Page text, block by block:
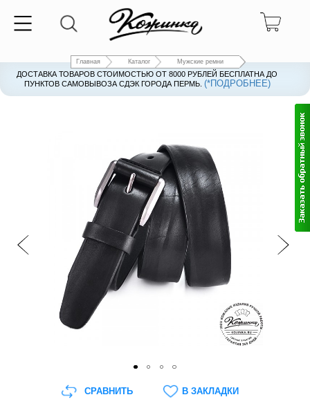
Главная Каталог Мужские ремни
ДОСТАВКА ТОВАРОВ СТОИМОСТЬЮ ОТ 8000 РУБЛЕЙ БЕСПЛАТНА ДО
ПУНКТОВ САМОВЫВОЗА СДЭК ГОРОДА ПЕРМЬ. (*ПОДРОБНЕЕ)
СРАВНИТЬ В ЗАКЛАДКИ